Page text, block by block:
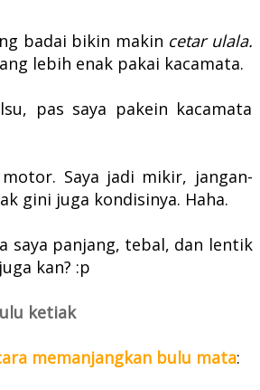
badai bikin makin cetar ulala.
lebih enak pakai kacamata.
pas saya pakein kacamata
Saya jadi mikir, jangan-
gini juga kondisinya. Haha.
saya panjang, tebal, dan lentik
kan? :p
ketiak
memanjangkan bulu mata: